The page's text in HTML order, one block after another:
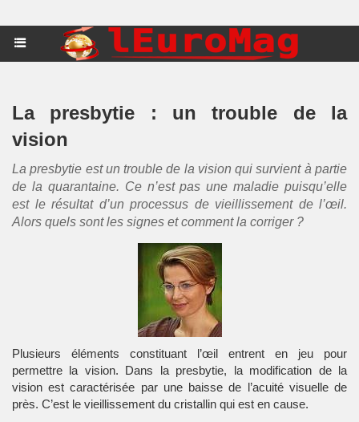
La presbytie : un trouble de la
vision
La presbytie est un trouble de la vision qui survient à partie
de la quarantaine. Ce n’est pas une maladie puisqu’elle
est le résultat d’un processus de vieillissement de l’œil.
Alors quels sont les signes et comment la corriger ?
Plusieurs éléments constituant l’œil entrent en jeu pour
permettre la vision. Dans la presbytie, la modification de la
vision est caractérisée par une baisse de l’acuité visuelle de
près. C’est le vieillissement du cristallin qui est en cause.